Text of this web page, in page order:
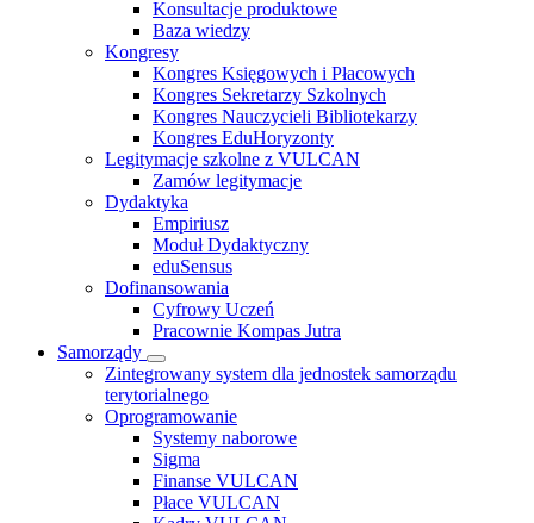
Konsultacje produktowe
Baza wiedzy
Kongresy
Kongres Księgowych i Płacowych
Kongres Sekretarzy Szkolnych
Kongres Nauczycieli Bibliotekarzy
Kongres EduHoryzonty
Legitymacje szkolne z VULCAN
Zamów legitymacje
Dydaktyka
Empiriusz
Moduł Dydaktyczny
eduSensus
Dofinansowania
Cyfrowy Uczeń
Pracownie Kompas Jutra
Samorządy
Zintegrowany system dla jednostek samorządu
terytorialnego
Oprogramowanie
Systemy naborowe
Sigma
Finanse VULCAN
Płace VULCAN